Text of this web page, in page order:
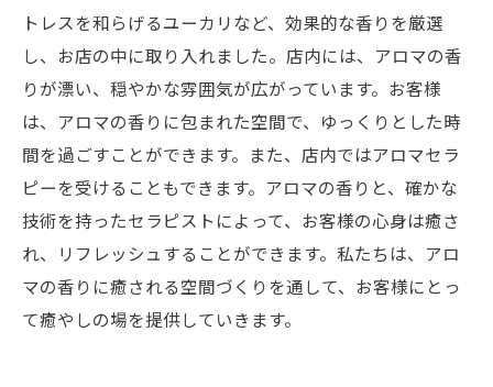
トレスを和らげるユーカリなど、効果的な香りを厳選
し、お店の中に取り入れました。店内には、アロマの香
りが漂い、穏やかな雰囲気が広がっています。お客様
は、アロマの香りに包まれた空間で、ゆっくりとした時
間を過ごすことができます。また、店内ではアロマセラ
ピーを受けることもできます。アロマの香りと、確かな
技術を持ったセラピストによって、お客様の心身は癒さ
れ、リフレッシュすることができます。私たちは、アロ
マの香りに癒される空間づくりを通して、お客様にとっ
て癒やしの場を提供していきます。